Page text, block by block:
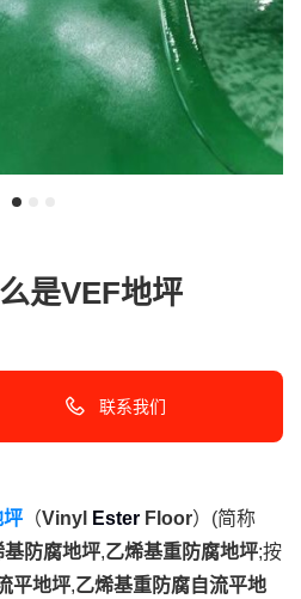
是VEF地坪
联系我们
坪 （Vinyl Ester Floor）(简称
基防腐地坪,乙烯基重防腐地坪;按
平地坪,乙烯基重防腐自流平地